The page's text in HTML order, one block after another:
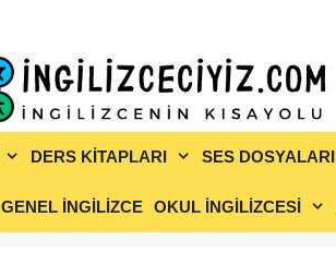
DERS KİTAPLARI SES DOSYALARI
GENEL İNGİLİZCE OKUL İNGİLİZCESİ